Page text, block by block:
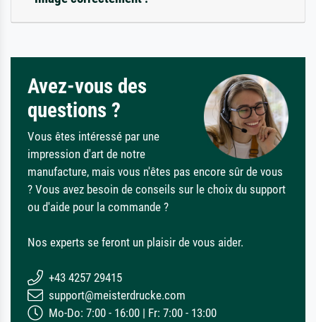
Avez-vous des
questions ?
Vous êtes intéressé par une
impression d'art de notre
manufacture, mais vous n'êtes pas encore sûr de vous
? Vous avez besoin de conseils sur le choix du support
ou d'aide pour la commande ?
Nos experts se feront un plaisir de vous aider.
+43 4257 29415
support@meisterdrucke.com
Mo-Do: 7:00 - 16:00 | Fr: 7:00 - 13:00